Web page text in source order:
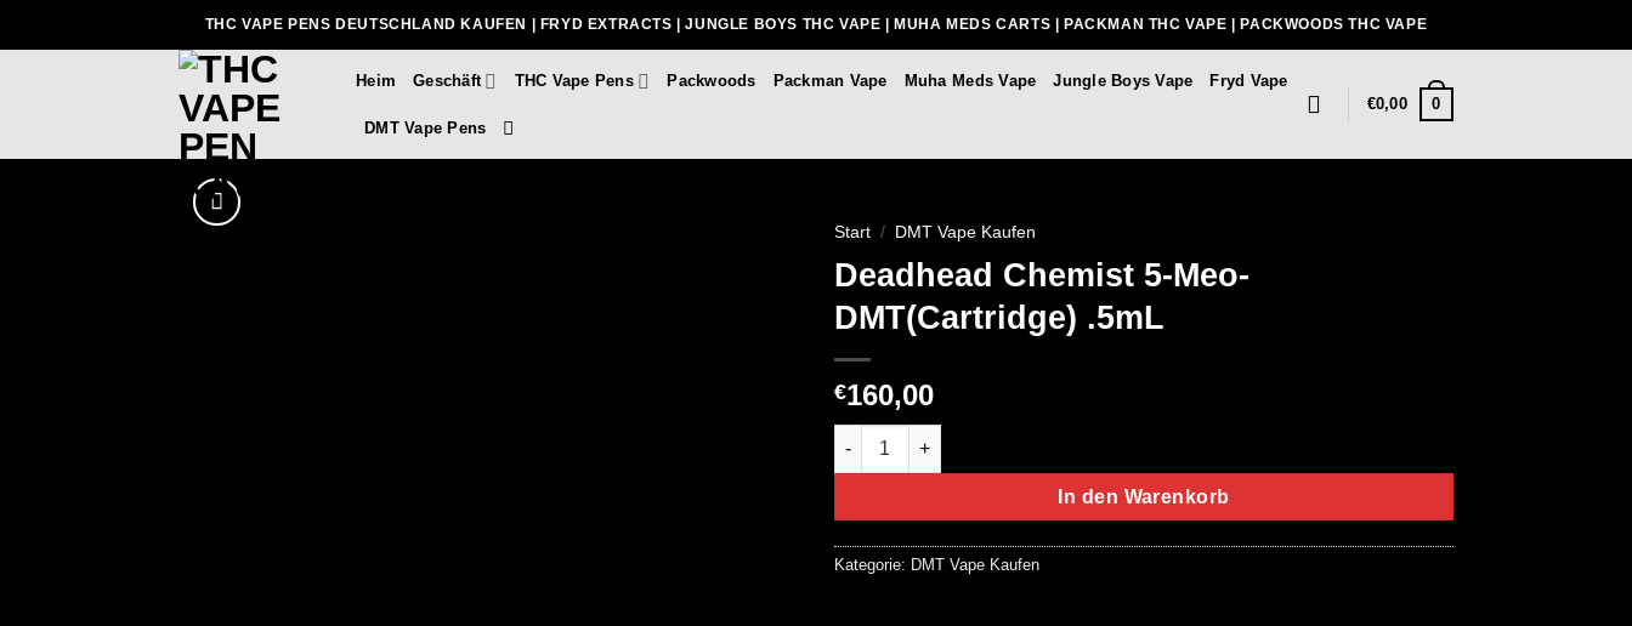
THC VAPE PENS DEUTSCHLAND KAUFEN | FRYD EXTRACTS | JUNGLE BOYS THC VAPE | MUHA MEDS CARTS | PACKMAN THC VAPE | PACKWOODS THC VAPE
Heim Geschäft THC Vape Pens Packwoods Packman Vape Muha Meds Vape Jungle Boys Vape Fryd Vape
DMT Vape Pens
€0,00 0
Start / DMT Vape Kaufen
Deadhead Chemist 5-Meo-
DMT(Cartridge) .5mL
€160,00
Deadhead Chemist 5-Meo-DMT(Cartridge) .5mL Menge
In den Warenkorb
Kategorie: DMT Vape Kaufen